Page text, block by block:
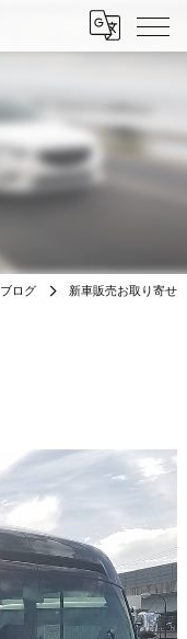
ブログ 新車販売お取り寄せ